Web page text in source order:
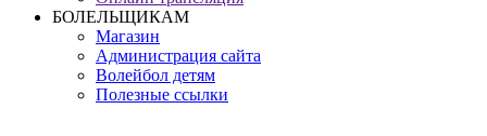
БОЛЕЛЬЩИКАМ
Магазин
Администрация сайта
Волейбол детям
Полезные ссылки